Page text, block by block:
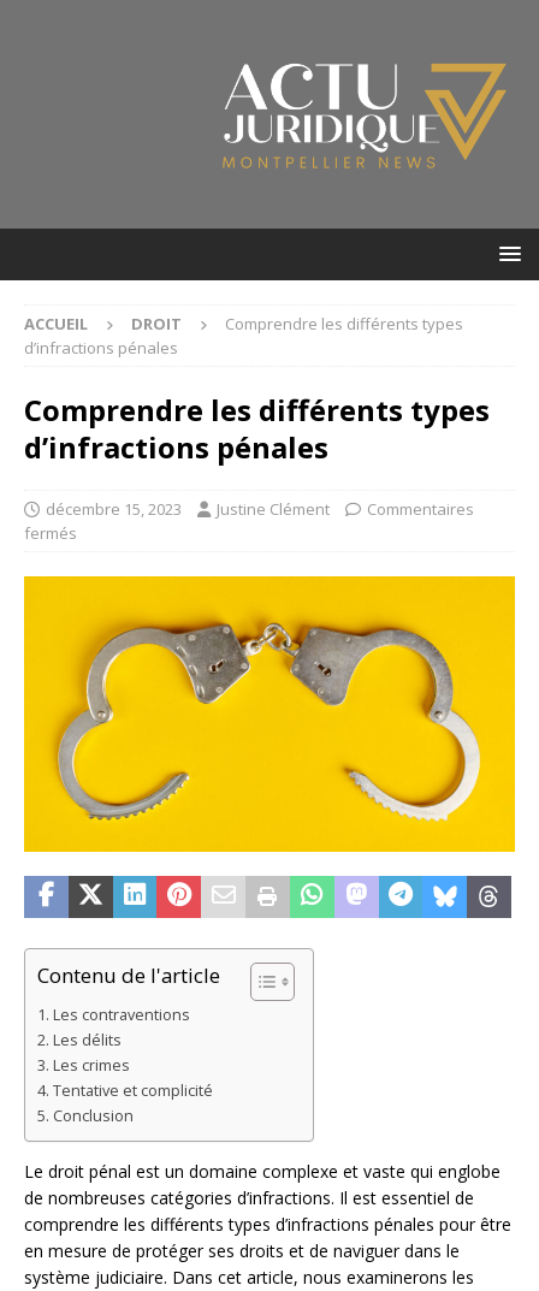
ACCUEIL DROIT
Comprendre les différents types
d’infractions pénales
Comprendre les différents types
d’infractions pénales
décembre 15, 2023 Justine Clément
Commentaires
fermés
Contenu de l'article
Les contraventions
Les délits
Les crimes
Tentative et complicité
Conclusion
Le droit pénal est un domaine complexe et vaste qui englobe
de nombreuses catégories d’infractions. Il est essentiel de
comprendre les différents types d’infractions pénales pour être
en mesure de protéger ses droits et de naviguer dans le
système judiciaire. Dans cet article, nous examinerons les